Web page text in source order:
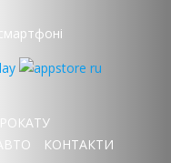
КОНТАКТИ